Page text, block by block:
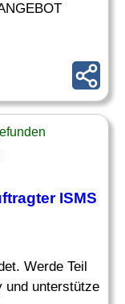
ISMS
Werde Teil
und unterstütze